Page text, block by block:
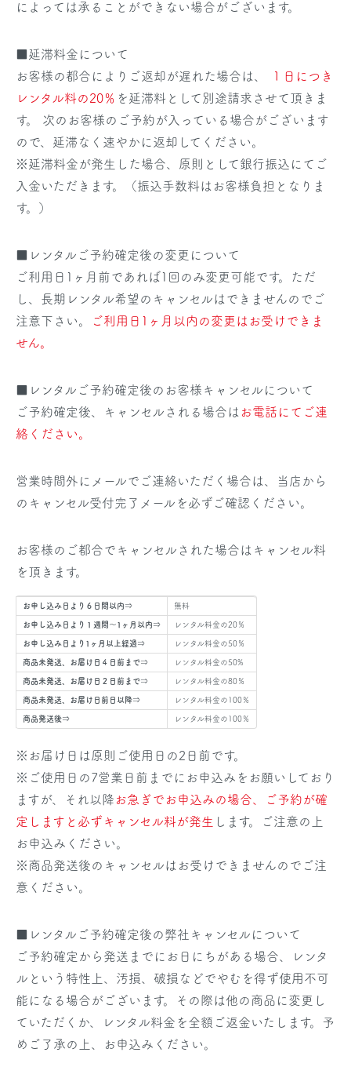
によっては承ることができない場合がございます。
■延滞料金について
お客様の都合によりご返却が遅れた場合は、
１日につき
レンタル料の20％ を延滞料として別途請求させて頂きま
す。 次のお客様のご予約が入っている場合がございます
ので、延滞なく速やかに返却してください。
※延滞料金が発生した場合、原則として銀行振込にてご
入金いただきます。（振込手数料はお客様負担となりま
す。）
■レンタルご予約確定後の変更について
ご利用日1ヶ月前であれば1回のみ変更可能です。ただ
し、長期レンタル希望のキャンセルはできませんのでご
注意下さい。
ご利用日1ヶ月以内の変更はお受けできま
せん。
■レンタルご予約確定後のお客様キャンセルについて
ご予約確定後、キャンセルされる場合は お電話にてご連
絡ください。
営業時間外にメールでご連絡いただく場合は、当店から
のキャンセル受付完了メールを必ずご確認ください。
お客様のご都合でキャンセルされた場合はキャンセル料
を頂きます。
お申し込み日より６日間以内⇒ 無料
お申し込み日より１週間～1ヶ月以内⇒ レンタル料金の20％
お申し込み日より1ヶ月以上経過⇒ レンタル料金の50％
商品未発送、お届け日４日前まで⇒ レンタル料金の50%
商品未発送、お届け日２日前まで⇒ レンタル料金の80％
商品未発送、お届け日前日以降⇒ レンタル料金の100％
商品発送後⇒ レンタル料金の100％
※お届け日は原則ご使用日の2日前です。
※ご使用日の7営業日前までにお申込みをお願いしており
ますが、それ以降 お急ぎでお申込みの場合、ご予約が確
定しますと必ずキャンセル料が発生 します。ご注意の上
お申込みください。
※商品発送後のキャンセルはお受けできませんのでご注
意ください。
■レンタルご予約確定後の弊社キャンセルについて
ご予約確定から発送までにお日にちがある場合、レンタ
ルという特性上、汚損、破損などでやむを得ず使用不可
能になる場合がございます。その際は他の商品に変更し
ていただくか、レンタル料金を全額ご返金いたします。予
めご了承の上、お申込みください。